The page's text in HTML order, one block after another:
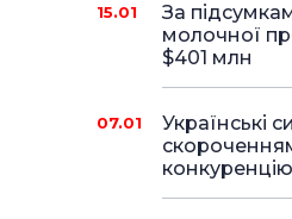
15.01
За
молочної
$401 млн
07.01
Українські